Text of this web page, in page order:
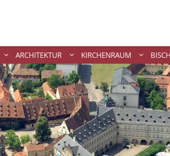
ARCHITEKTUR KIRCHENRAUM